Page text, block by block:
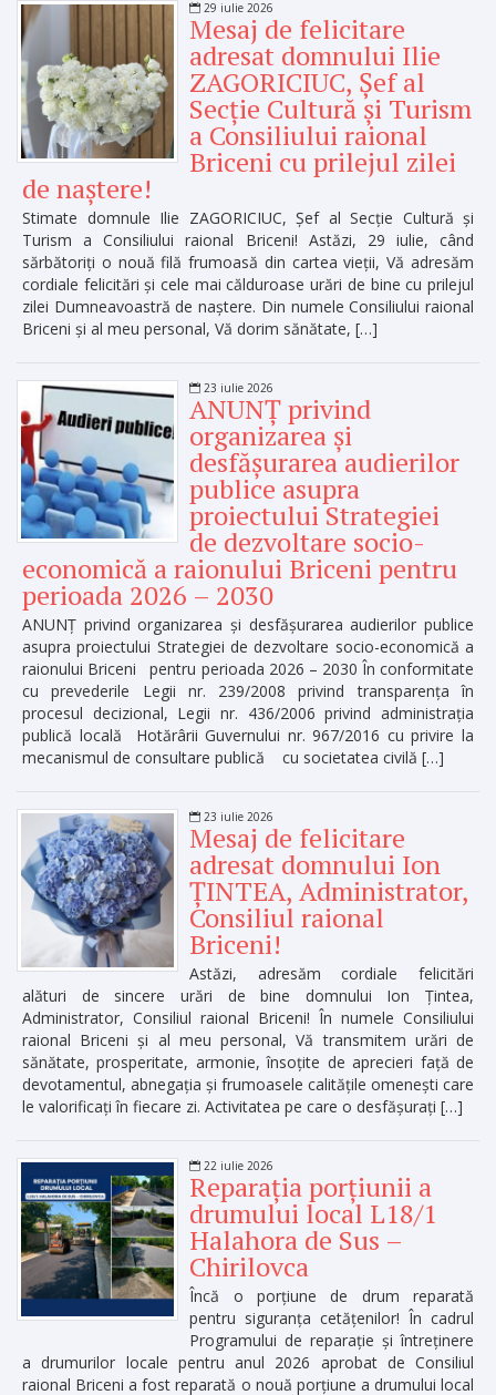
29 iulie 2026
Mesaj de felicitare
adresat domnului Ilie
ZAGORICIUC, Șef al
Secție Cultură și Turism
a Consiliului raional
Briceni cu prilejul zilei
de naștere!
Stimate domnule Ilie ZAGORICIUC, Șef al Secție Cultură și
Turism a Consiliului raional Briceni! Astăzi, 29 iulie, când
sărbătoriți o nouă filă frumoasă din cartea vieții, Vă adresăm
cordiale felicitări și cele mai călduroase urări de bine cu prilejul
zilei Dumneavoastră de naștere. Din numele Consiliului raional
Briceni și al meu personal, Vă dorim sănătate, […]
23 iulie 2026
ANUNȚ privind
organizarea și
desfășurarea audierilor
publice asupra
proiectului Strategiei
de dezvoltare socio-
economică a raionului Briceni pentru
perioada 2026 – 2030
ANUNȚ privind organizarea și desfășurarea audierilor publice
asupra proiectului Strategiei de dezvoltare socio-economică a
raionului Briceni pentru perioada 2026 – 2030 În conformitate
cu prevederile Legii nr. 239/2008 privind transparența în
procesul decizional, Legii nr. 436/2006 privind administrația
publică locală Hotărârii Guvernului nr. 967/2016 cu privire la
mecanismul de consultare publică cu societatea civilă […]
23 iulie 2026
Mesaj de felicitare
adresat domnului Ion
ȚINTEA, Administrator,
Consiliul raional
Briceni!
Astăzi, adresăm cordiale felicitări
alături de sincere urări de bine domnului Ion Țintea,
Administrator, Consiliul raional Briceni! În numele Consiliului
raional Briceni și al meu personal, Vă transmitem urări de
sănătate, prosperitate, armonie, însoțite de aprecieri față de
devotamentul, abnegația și frumoasele calitățile omenești care
le valorificați în fiecare zi. Activitatea pe care o desfășurați […]
22 iulie 2026
Reparația porțiunii a
drumului local L18/1
Halahora de Sus –
Chirilovca
Încă o porțiune de drum reparată
pentru siguranța cetățenilor! În cadrul
Programului de reparație și întreținere
a drumurilor locale pentru anul 2026 aprobat de Consiliul
raional Briceni a fost reparată o nouă porțiune a drumului local